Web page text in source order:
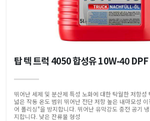
탑 텍 트럭 4050 합성유 10W-40 DPF
뛰어난 세제 및 분산제 특성 노화에 대한 탁월한 저항성
넓은 작동 온도 범위 뛰어난 전단 저항 높은 내마모성
어 폴리싱"을 방지합니다. 뛰어난 유막강도 충전 공기
지합니다. 낮은 잔류물 형성